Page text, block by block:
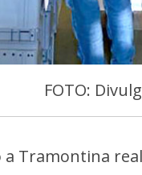
FOTO:
a Tramontina